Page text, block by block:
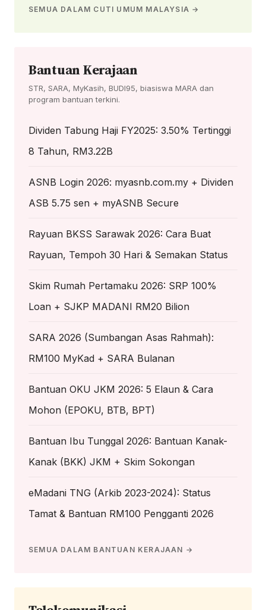
SEMUA DALAM CUTI UMUM MALAYSIA →
Bantuan Kerajaan
STR, SARA, MyKasih, BUDI95, biasiswa MARA dan
program bantuan terkini.
Dividen Tabung Haji FY2025: 3.50% Tertinggi
8 Tahun, RM3.22B
ASNB Login 2026: myasnb.com.my + Dividen
ASB 5.75 sen + myASNB Secure
Rayuan BKSS Sarawak 2026: Cara Buat
Rayuan, Tempoh 30 Hari & Semakan Status
Skim Rumah Pertamaku 2026: SRP 100%
Loan + SJKP MADANI RM20 Bilion
SARA 2026 (Sumbangan Asas Rahmah):
RM100 MyKad + SARA Bulanan
Bantuan OKU JKM 2026: 5 Elaun & Cara
Mohon (EPOKU, BTB, BPT)
Bantuan Ibu Tunggal 2026: Bantuan Kanak-
Kanak (BKK) JKM + Skim Sokongan
eMadani TNG (Arkib 2023-2024): Status
Tamat & Bantuan RM100 Pengganti 2026
SEMUA DALAM BANTUAN KERAJAAN →